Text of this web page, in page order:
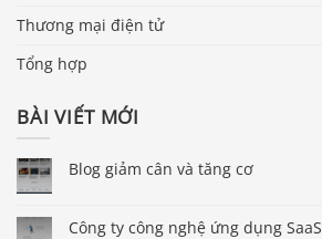
Thương mại điện tử
Tổng hợp
BÀI VIẾT MỚI
Blog giảm cân và tăng cơ
Công ty công nghệ ứng dụng SaaS